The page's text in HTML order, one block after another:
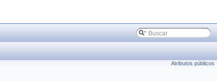
Atributos públicos